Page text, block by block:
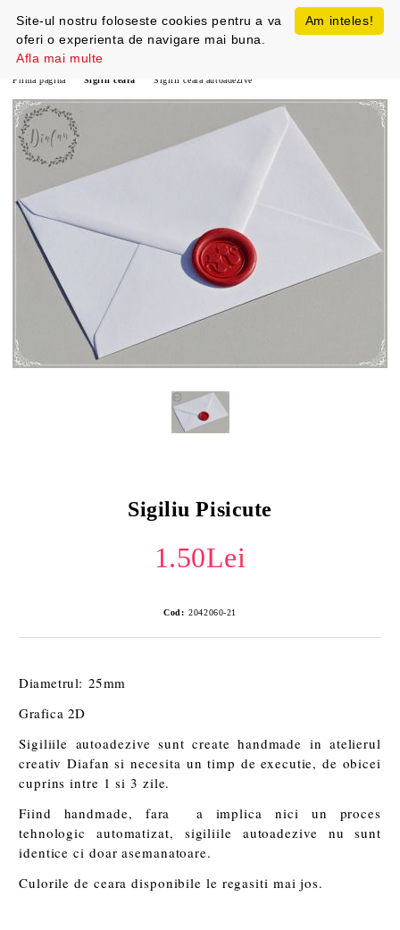
Prima pagină Sigilii ceara Sigilii ceara autoadezive
Sigiliu Pisicute
1.50Lei
Cod: 2042060-21
Diametrul: 25mm
Grafica 2D
Sigiliile autoadezive sunt create handmade in atelierul
creativ Diafan si necesita un timp de executie, de obicei
cuprins intre 1 si 3 zile.
Fiind handmade, fara a implica nici un proces
tehnologic automatizat, sigiliile autoadezive nu sunt
identice ci doar asemanatoare.
Culorile de ceara disponibile le regasiti mai jos.
Am inteles!
Site-ul nostru foloseste cookies pentru a va
oferi o experienta de navigare mai buna.
Afla mai multe